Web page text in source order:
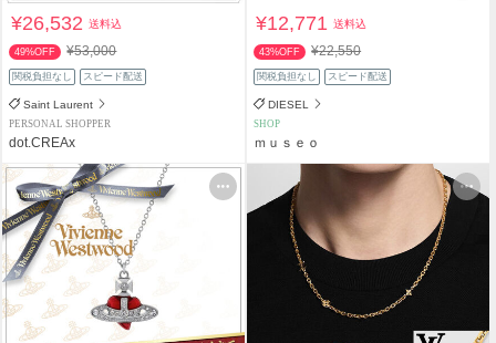
¥26,532送料込
49%OFF ¥53,000
関税負担なし スピード配送
Saint Laurent
PERSONAL SHOPPER
dot.CREAx
¥12,771送料込
43%OFF ¥22,550
関税負担なし スピード配送
DIESEL
SHOP
ｍｕｓｅｏ